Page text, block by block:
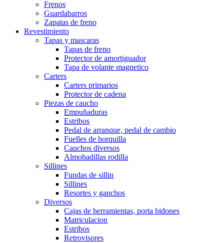
Frenos
Guardabarros
Zapatas de freno
Revestimiento
Tapas y mascaras
Tapas de freno
Protector de amortiguador
Tapa de volante magnetico
Carters
Carters primarios
Protector de cadena
Piezas de caucho
Empuñaduras
Estribos
Pedal de arranque, pedal de cambio
Fuelles de horquilla
Cauchos diversos
Almohadillas rodilla
Sillines
Fundas de sillin
Sillines
Resortes y ganchos
Diversos
Cajas de herramientas, porta bidones
Matriculacion
Estribos
Retrovisores